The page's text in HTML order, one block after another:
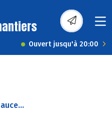
Ouvert jusqu'à 20:00